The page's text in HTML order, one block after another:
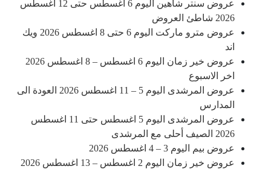
عروض سنتر شاهين اليوم 6 اغسطس حتى 12 اغسطس
2026 شاطئ العروض
عروض مترو ماركت اليوم 6 حتى 8 اغسطس 2026 ويك
اند
عروض خير زمان اليوم 6 اغسطس – 8 اغسطس 2026
اخر الاسبوع
عروض المرشدى اليوم 5 – 11 اغسطس 2026 العودة الى
المدارس
عروض المرشدى اليوم 5 اغسطس حتى 11 اغسطس
2026 الصيف أحلى مع المرشدى
عروض بيم اليوم 3 – 4 اغسطس 2026
عروض خير زمان اليوم 2 اغسطس – 13 اغسطس 2026